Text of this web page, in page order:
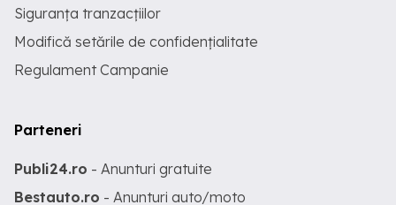
Siguranța tranzacțiilor
Modifică setările de confidențialitate
Regulament Campanie
Parteneri
Publi24.ro - Anunturi gratuite
Bestauto.ro - Anunturi auto/moto